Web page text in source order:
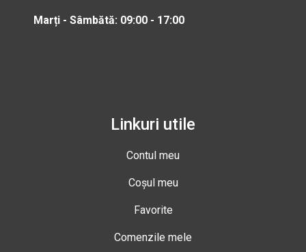
Marți - Sâmbătă: 09:00 - 17:00
Linkuri utile
Contul meu
Coșul meu
Favorite
Comenzile mele